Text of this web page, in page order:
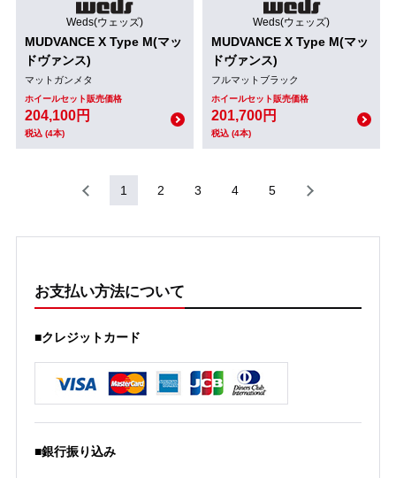
Weds(ウェッズ)
MUDVANCE X Type M(マッ
ドヴァンス)
マットガンメタ
ホイールセット販売価格
204,100円
税込 (4本)
Weds(ウェッズ)
MUDVANCE X Type M(マッ
ドヴァンス)
フルマットブラック
ホイールセット販売価格
201,700円
税込 (4本)
1 2 3 4 5
お支払い方法について
■クレジットカード
■銀行振り込み